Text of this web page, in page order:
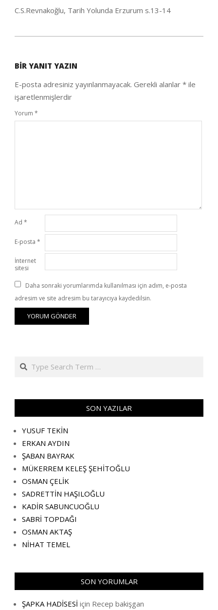
C.S.Revnakoğlu, Tarih Yolunda Erzurum s.13-14
25
BIR YANIT YAZIN
E-posta adresiniz yayınlanmayacak. Gerekli alanlar * ile
işaretlenmişlerdir
Yorum *
Ad *
E-posta *
İnternet
sitesi
Daha sonraki yorumlarımda kullanılması için adım, e-posta
adresim ve site adresim bu tarayıcıya kaydedilsin.
Search
SON YAZILAR
YUSUF TEKİN
ERKAN AYDIN
ŞABAN BAYRAK
MÜKERREM KELEŞ ŞEHİTOĞLU
OSMAN ÇELİK
SADRETTİN HAŞILOĞLU
KADİR SABUNCUOĞLU
SABRİ TOPDAĞI
OSMAN AKTAŞ
NİHAT TEMEL
SON YORUMLAR
ŞAPKA HADİSESİ için Recep bakişgan